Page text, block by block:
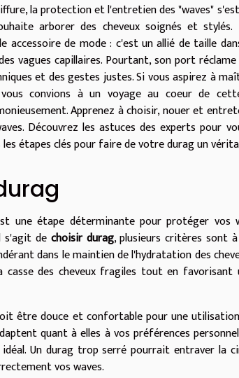
la protection et l'entretien des "waves"
arborer des cheveux soignés et
accessoire de mode : c'est un allié de taille
vagues capillaires. Pourtant, son port
et des gestes justes. Si vous aspirez à
convions à un voyage au coeur de
Apprenez à choisir, nouer et
Découvrez les astuces des experts pour
étapes clés pour faire de votre durag un
une étape déterminante pour protéger vos
s'agit de choisir durag, plusieurs critères sont
dans le maintien de l'hydratation des
des cheveux fragiles tout en favorisant
être douce et confortable pour une
quant à elles à vos préférences
Un durag trop serré pourrait entraver la
vos waves.